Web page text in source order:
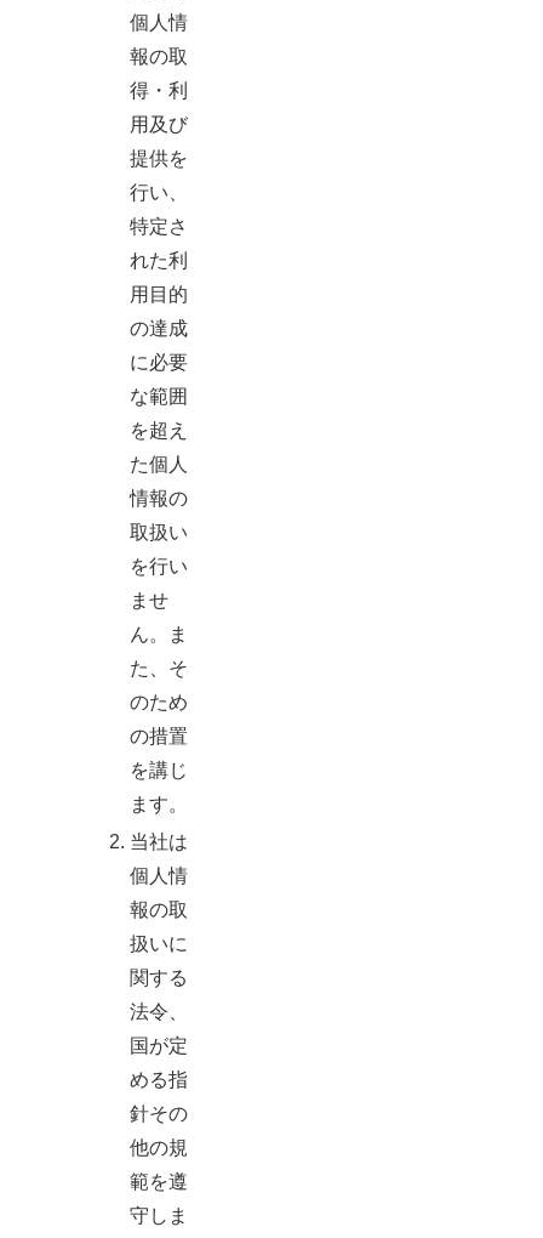
個人情
報の取
得・利
用及び
提供を
行い、
特定さ
れた利
用目的
の達成
に必要
な範囲
を超え
た個人
情報の
取扱い
を行い
ませ
ん。ま
た、そ
のため
の措置
を講じ
ます。
当社は
個人情
報の取
扱いに
関する
法令、
国が定
める指
針その
他の規
範を遵
守しま